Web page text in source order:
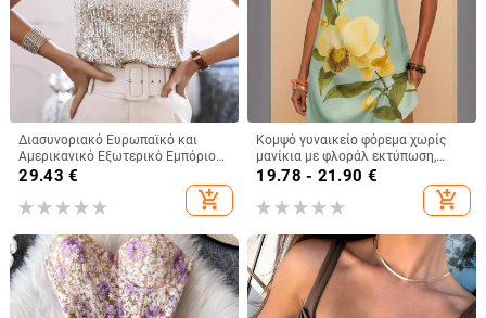
Διασυνοριακό Ευρωπαϊκό και
Αμερικανικό Εξωτερικό Εμπόριο
2024 Διασυνοριακό Γυναικείο
Κορυφαίο Αμαζονικό Εμπόριο
Station Καλοκαιρινό
Πούλιες
29.43 €
add_shopping_cart
Κομψό γυναικείο φόρεμα χωρίς
μανίκια με φλοράλ εκτύπωση,
λεπτές τιράντες και λεπτομέρεια
δέσιμου, μίνι μήκος, γραμμή Α,
casual
19.78 - 21.90 €
add_shopping_cart